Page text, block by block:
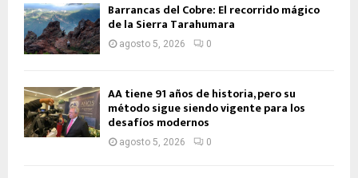
Barrancas del Cobre: El recorrido mágico
de la Sierra Tarahumara
agosto 5, 2026 0
AA tiene 91 años de historia, pero su
método sigue siendo vigente para los
desafíos modernos
agosto 5, 2026 0